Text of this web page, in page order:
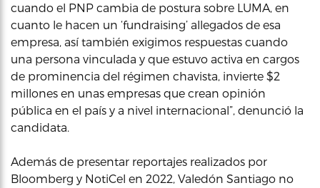
cuando el PNP cambia de postura sobre LUMA, en
cuanto le hacen un ‘fundraising’ allegados de esa
empresa, así también exigimos respuestas cuando
una persona vinculada y que estuvo activa en cargos
de prominencia del régimen chavista, invierte $2
millones en unas empresas que crean opinión
pública en el país y a nivel internacional”, denunció la
candidata.
Además de presentar reportajes realizados por
Bloomberg y NotiCel en 2022, Valedón Santiago no